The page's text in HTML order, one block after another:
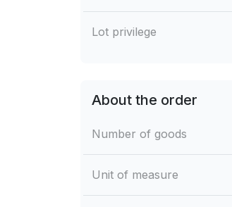
Lot privilege
About the order
Number of goods
Unit of measure